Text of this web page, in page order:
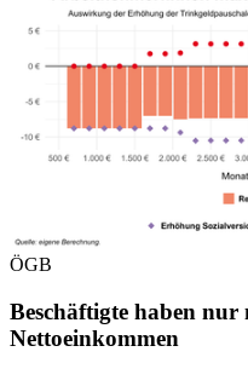
ÖGB
Beschäftigte haben
Nettoeinkommen